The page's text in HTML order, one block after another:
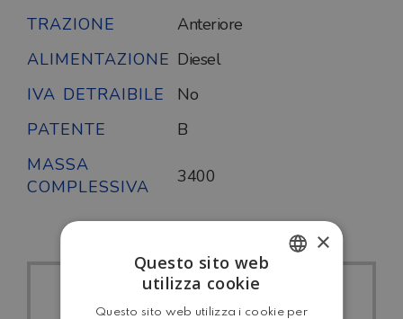
TRAZIONE
Anteriore
ALIMENTAZIONE Diesel
IVA DETRAIBILE
No
PATENTE
B
MASSA
COMPLESSIVA
3400
TUTTI I ROLLER
×
Questo sito web
utilizza cookie
Questo sito web utilizza i cookie per